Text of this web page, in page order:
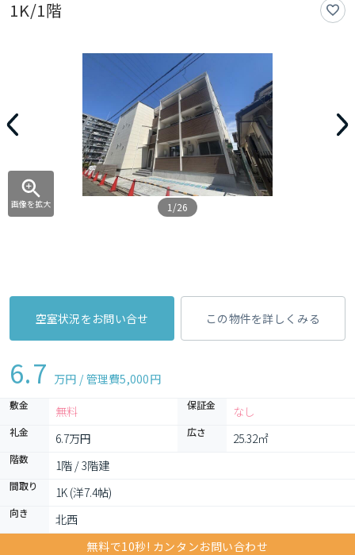
1K/1階
画像を拡大 1/26
空室状況をお問い合せ この物件を詳しくみる
6.7 万円 / 管理費5,000円
敷金 無料 保証金 なし
礼金 6.7万円 広さ 25.32㎡
階数 1階 / 3階建
間取り 1K (洋7.4帖)
向き
北西
無料で10秒! カンタンお問い合わせ